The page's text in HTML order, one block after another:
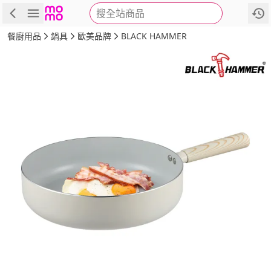
搜全站商品
商品 評價 詳情
餐廚用品 鍋具 歐美品牌 BLACK HAMMER